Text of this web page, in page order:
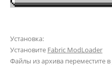
Установка:
Установите Fabric ModLoader
Файлы из архива переместите в